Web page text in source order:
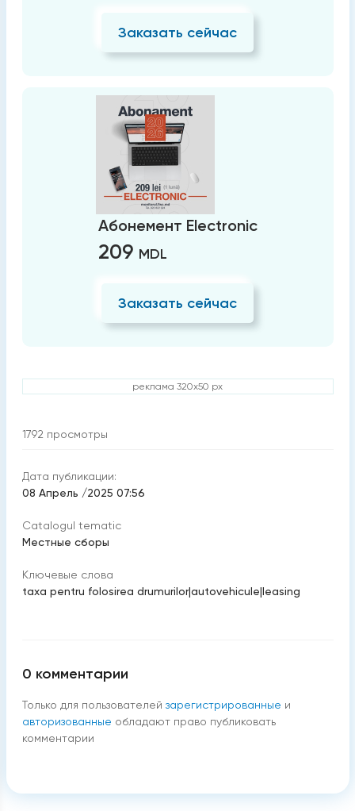
Заказать сейчас
Абонемент Electronic
209 MDL
Заказать сейчас
реклама 320x50 px
1792 просмотры
Дата публикации:
08 Апрель /2025 07:56
Catalogul tematic
Местные сборы
Ключевые слова
taxa pentru folosirea drumurilor|autovehicule|leasing
0 комментарии
Только для пользователей зарегистрированные и
авторизованные обладают право публиковать
комментарии